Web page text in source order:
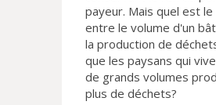
payeur. Mais quel est
entre le volume d'un
la production de
que les paysans qui
de grands volumes
plus de déchets?